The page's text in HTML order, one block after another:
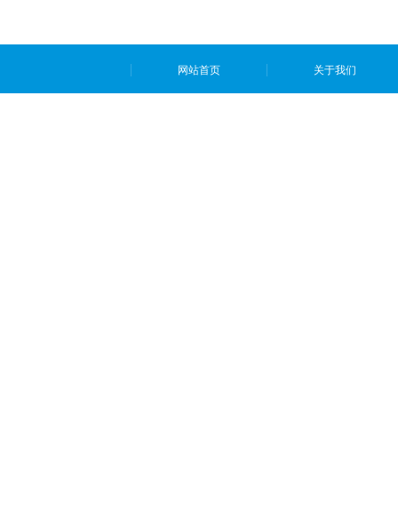
网站首页 关于我们